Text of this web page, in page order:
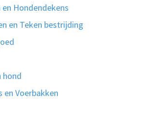
Hondendekens
en Teken bestrijding
hond
en Voerbakken